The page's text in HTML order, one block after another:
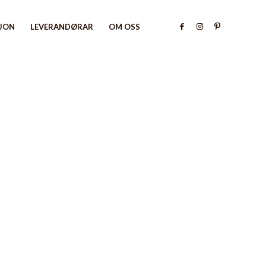
LEVERANDØRAR OM OSS